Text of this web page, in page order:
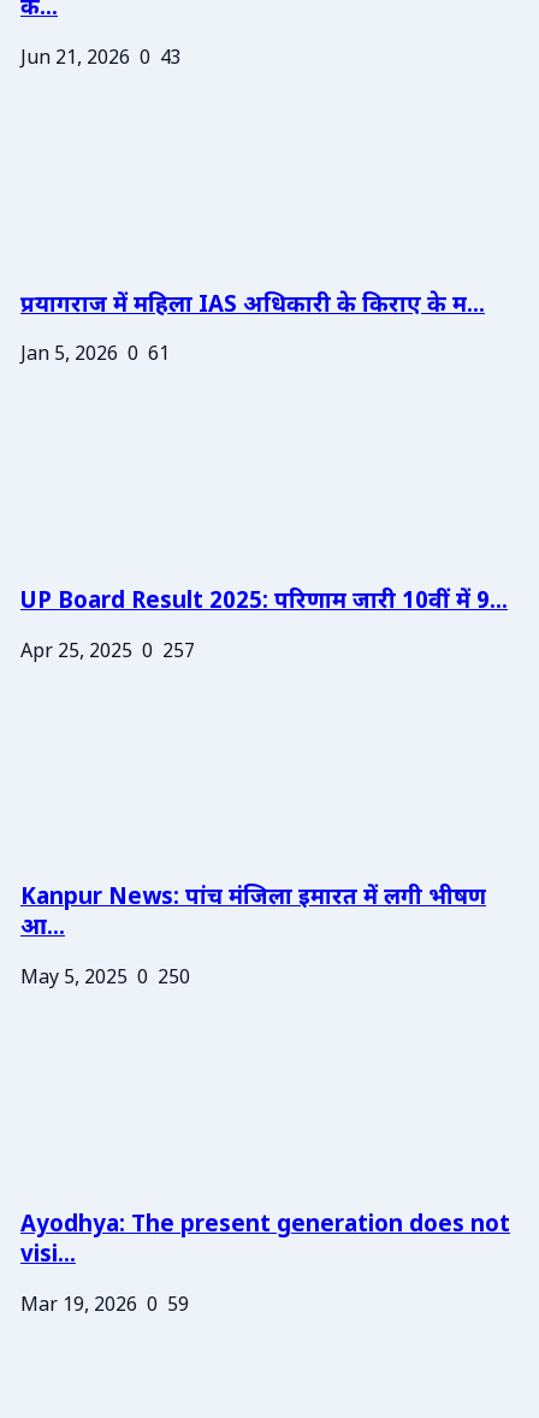
के...
Jun 21, 2026 0 43
प्रयागराज में महिला IAS अधिकारी के किराए के म...
Jan 5, 2026 0 61
UP Board Result 2025: परिणाम जारी 10वीं में 9...
Apr 25, 2025 0 257
Kanpur News: पांच मंजिला इमारत में लगी भीषण
आ...
May 5, 2025 0 250
Ayodhya: The present generation does not
visi...
Mar 19, 2026 0 59